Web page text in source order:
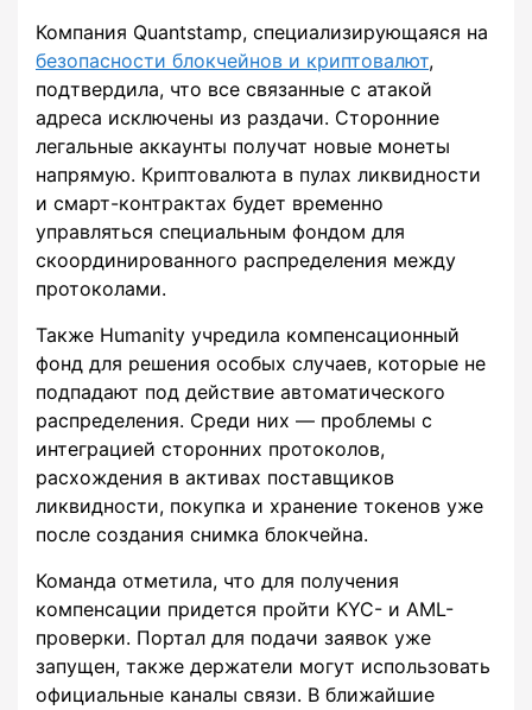
Компания Quantstamp, специализирующаяся на
безопасности блокчейнов и криптовалют,
подтвердила, что все связанные с атакой
адреса исключены из раздачи. Сторонние
легальные аккаунты получат новые монеты
напрямую. Криптовалюта в пулах ликвидности
и смарт-контрактах будет временно
управляться специальным фондом для
скоординированного распределения между
протоколами.
Также Humanity учредила компенсационный
фонд для решения особых случаев, которые не
подпадают под действие автоматического
распределения. Среди них — проблемы с
интеграцией сторонних протоколов,
расхождения в активах поставщиков
ликвидности, покупка и хранение токенов уже
после создания снимка блокчейна.
Команда отметила, что для получения
компенсации придется пройти KYC- и AML-
проверки. Портал для подачи заявок уже
запущен, также держатели могут использовать
официальные каналы связи. В ближайшие